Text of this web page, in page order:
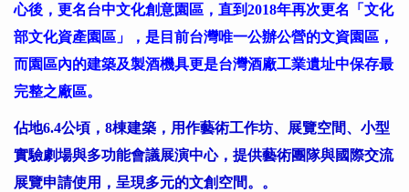
心後，更名台中文化創意園區，直到2018年再次更名「文化
部文化資產園區」，是目前台灣唯一公辦公營的文資園區，
而園區內的建築及製酒機具更是台灣酒廠工業遺址中保存最
完整之廠區。
佔地6.4公頃，8棟建築，用作藝術工作坊、展覽空間、小型
實驗劇場與多功能會議展演中心，提供藝術團隊與國際交流
展覽申請使用，呈現多元的文創空間。。